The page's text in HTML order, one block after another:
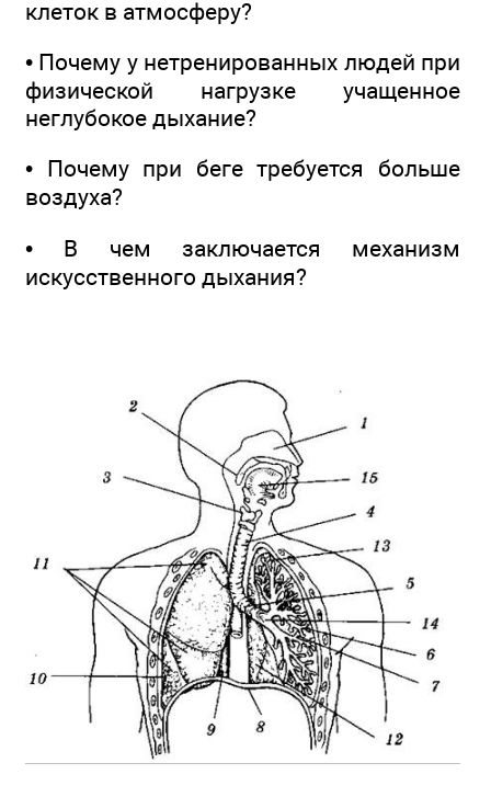
клеток в атмосферу?
• Почему у нетренированных людей при
физической нагрузке учащенное
неглубокое дыхание?
• Почему при беге требуется больше
воздуха?
• В чем заключается механизм
искусственного дыхания?